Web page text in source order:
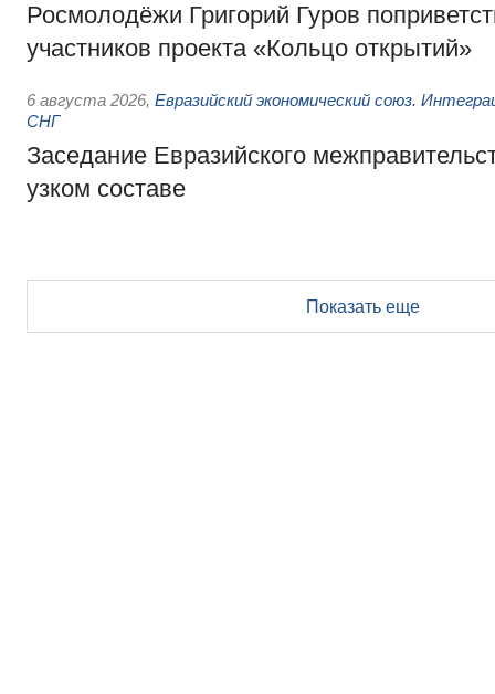
Росмолодёжи Григорий Гуров
участников проекта «Кольцо открытий»
6 августа 2026, Евразийский экономический союз.
СНГ
Заседание Евразийского
узком составе
Показать еще